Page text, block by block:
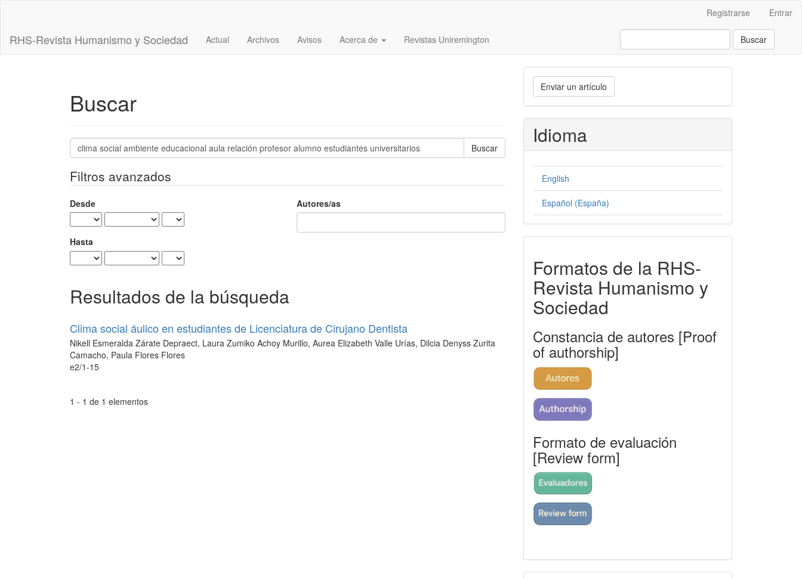
principal
Barra
Registrarse Entrar
RHS-Revista Humanismo y Sociedad Actual Archivos Avisos Acerca de Revistas Uniremington Buscar
Buscar
Buscar
artículos
Filtros avanzados
Desde
Hasta
Autores/as
Resultados de la búsqueda
Clima social áulico en estudiantes de Licenciatura de Cirujano Dentista
Nikell Esmeralda Zárate Depraect, Laura Zumiko Achoy Murillo, Aurea Elizabeth Valle Urías, Dilcia Denyss Zurita
Camacho, Paula Flores Flores
e2/1-15
1 - 1 de 1 elementos
Enviar
un
artículo
Enviar un artículo
Idioma
English
Español (España)
rhs
Formatos de la RHS-
Revista Humanismo y
Sociedad
Constancia de autores [Proof
of authorship]
Formato de evaluación
[Review form]